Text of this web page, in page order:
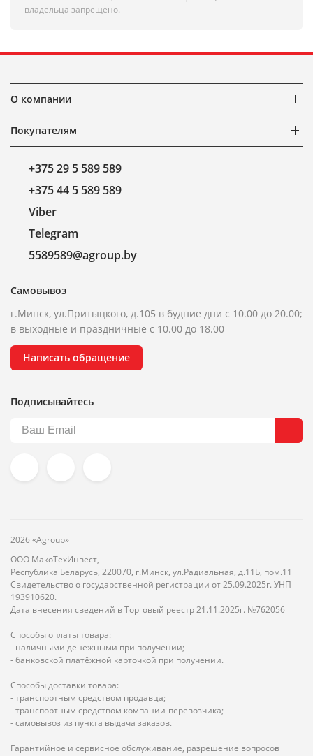
владельца запрещено.
О компании
Покупателям
+375 29 5 589 589
+375 44 5 589 589
Viber
Telegram
5589589@agroup.by
Самовывоз
г.Минск, ул.Притыцкого, д.105 в будние дни с 10.00 до 20.00;
в выходные и праздничные с 10.00 до 18.00
Написать обращение
Подписывайтесь
2026 «Agroup»
ООО МакоТехИнвест,
Республика Беларусь, 220070, г.Минск, ул.Радиальная, д.11Б, пом.11
Свидетельство о государственной регистрации от 25.09.2025г. УНП
193910620.
Дата внесения сведений в Торговый реестр 21.11.2025г. №762056
Способы оплаты товара:
- наличными денежными при получении;
- банковской платёжной карточкой при получении.
Способы доставки товара:
- транспортным средством продавца;
- транспортным средством компании-перевозчика;
- самовывоз из пункта выдача заказов.
Гарантийное и сервисное обслуживание, разрешение вопросов